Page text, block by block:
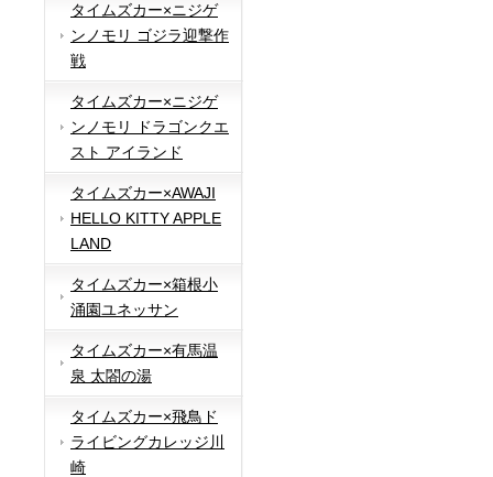
タイムズカー×ニジゲ
ンノモリ ゴジラ迎撃作
戦
タイムズカー×ニジゲ
ンノモリ ドラゴンクエ
スト アイランド
タイムズカー×AWAJI
HELLO KITTY APPLE
LAND
タイムズカー×箱根小
涌園ユネッサン
タイムズカー×有馬温
泉 太閤の湯
タイムズカー×飛鳥ド
ライビングカレッジ川
崎